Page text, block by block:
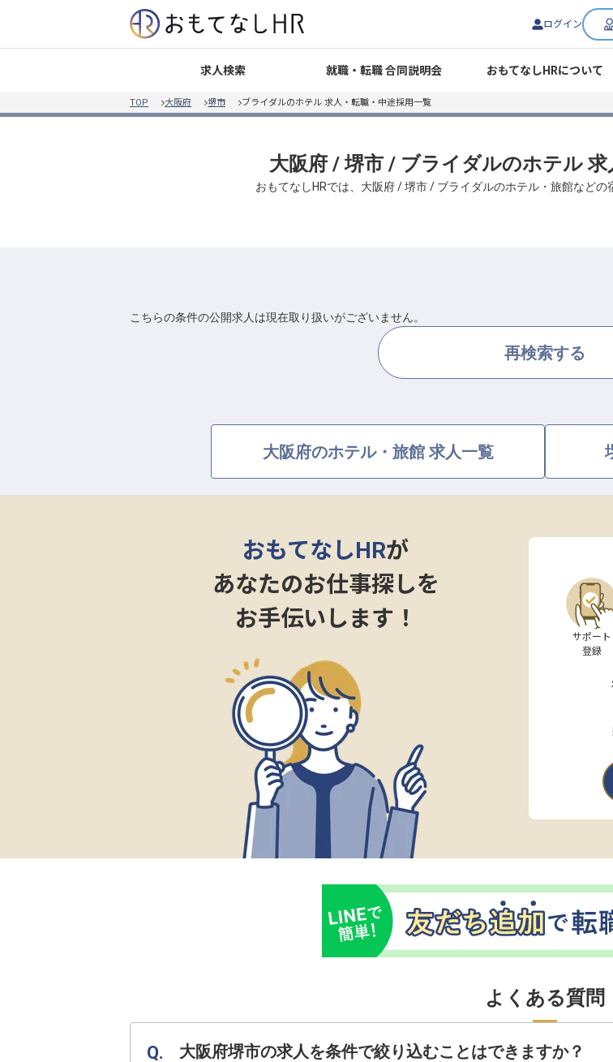
ログイン
求人検索 就職・転職 合同説明会 おもてなしHRについて
TOP 大阪府 堺市 ブライダルのホテル 求人・転職・中途採用一覧
大阪府 / 堺市 / ブライダルのホテル
おもてなしHRでは、大阪府 / 堺市 / ブライダルのホテル・旅館などの
こちらの条件の公開求人は現在取り扱いがございません。
再検索する
大阪府のホテル・旅館 求人一覧
おもてなしHRが
あなたのお仕事探しを
お手伝いします！
サポート
登録
よくある質問
大阪府堺市の求人を条件で絞り込むことはできますか？